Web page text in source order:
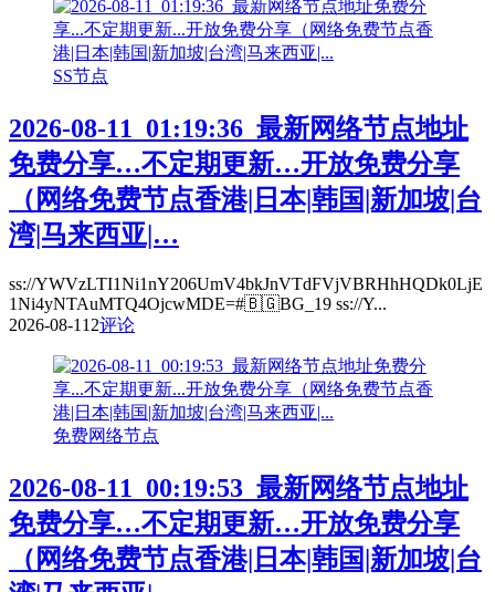
SS节点
2026-08-11_01:19:36_最新网络节点地址
免费分享…不定期更新…开放免费分享
（网络免费节点香港|日本|韩国|新加坡|台
湾|马来西亚|…
ss://YWVzLTI1Ni1nY206UmV4bkJnVTdFVjVBRHhHQDk0LjE
1Ni4yNTAuMTQ4OjcwMDE=#🇧🇬BG_19 ss://Y...
2026-08-11 2评论
免费网络节点
2026-08-11_00:19:53_最新网络节点地址
免费分享…不定期更新…开放免费分享
（网络免费节点香港|日本|韩国|新加坡|台